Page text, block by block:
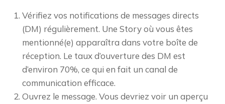
Vérifiez vos notifications de messages directs
(DM) régulièrement. Une Story où vous êtes
mentionné(e) apparaîtra dans votre boîte de
réception. Le taux d’ouverture des DM est
d’environ 70%, ce qui en fait un canal de
communication efficace.
Ouvrez le message. Vous devriez voir un aperçu